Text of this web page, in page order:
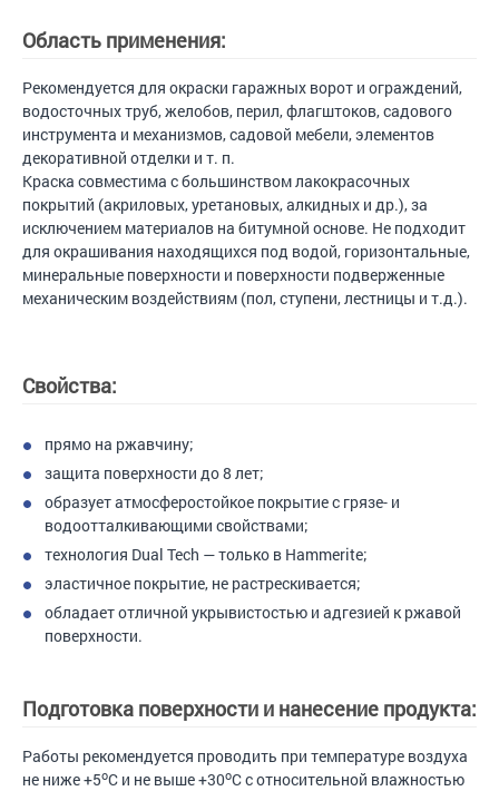
Область применения:
Рекомендуется для окраски гаражных ворот и ограждений,
водосточных труб, желобов, перил, флагштоков, садового
инструмента и механизмов, садовой мебели, элементов
декоративной отделки и т. п.
Краска совместима с большинством лакокрасочных
покрытий (акриловых, уретановых, алкидных и др.), за
исключением материалов на битумной основе. Не подходит
для окрашивания находящихся под водой, горизонтальные,
минеральные поверхности и поверхности подверженные
механическим воздействиям (пол, ступени, лестницы и т.д.).
Свойства:
прямо на ржавчину;
защита поверхности до 8 лет;
образует атмосферостойкое покрытие с грязе- и
водоотталкивающими свойствами;
технология Dual Tech — только в Hammerite;
эластичное покрытие, не растрескивается;
обладает отличной укрывистостью и адгезией к ржавой
поверхности.
Подготовка поверхности и нанесение продукта:
Работы рекомендуется проводить при температуре воздуха
не ниже +5oС и не выше +30oС с относительной влажностью